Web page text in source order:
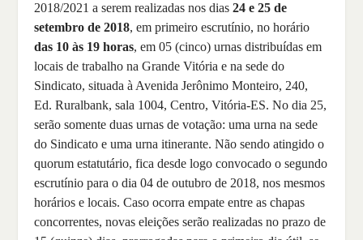
2018/2021 a serem realizadas nos dias24 e 25 de
setembro de 2018, em primeiro escrutínio, no horário
das 10 às 19 horas, em 05 (cinco) urnas distribuídas em
locais de trabalho na Grande Vitória e na sede do
Sindicato, situada à Avenida Jerônimo Monteiro, 240,
Ed. Ruralbank, sala 1004, Centro, Vitória-ES. No dia 25,
serão somente duas urnas de votação: uma urna na sede
do Sindicato e uma urna itinerante. Não sendo atingido o
quorum estatutário, fica desde logo convocado o segundo
escrutínio para o dia 04 de outubro de 2018, nos mesmos
horários e locais. Caso ocorra empate entre as chapas
concorrentes, novas eleições serão realizadas no prazo de